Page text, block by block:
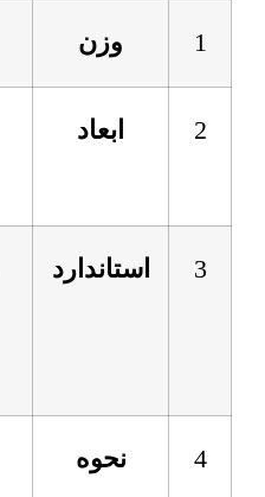
1 وزن
2 ابعاد
3 استاندارد
4
نحوه